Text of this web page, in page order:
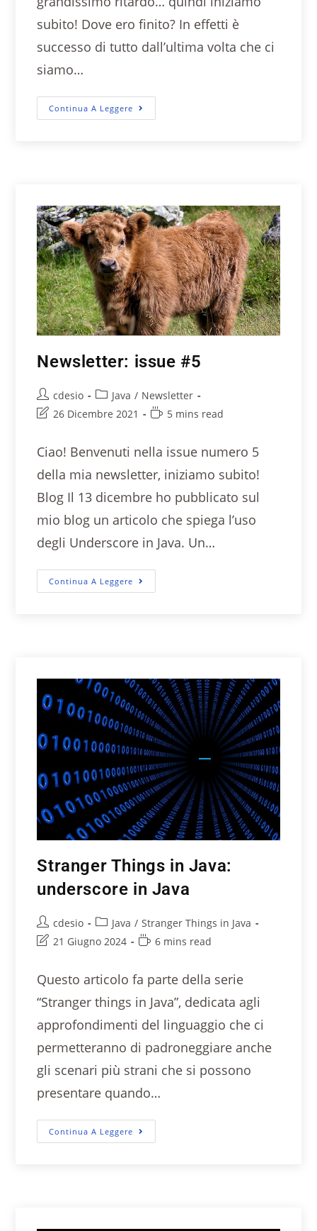
subito! Dove ero finito? In effetti è
successo di tutto dall’ultima volta che ci
siamo…
Continua A Leggere
Newsletter: issue #5
cdesio Java / Newsletter
26 Dicembre 2021
5 mins read
Ciao! Benvenuti nella issue numero 5
della mia newsletter, iniziamo subito!
Blog Il 13 dicembre ho pubblicato sul
mio blog un articolo che spiega l’uso
degli Underscore in Java. Un…
Continua A Leggere
Stranger Things in Java:
underscore in Java
cdesio Java / Stranger Things in Java
21 Giugno 2024
6 mins read
Questo articolo fa parte della serie
“Stranger things in Java”, dedicata agli
approfondimenti del linguaggio che ci
permetteranno di padroneggiare anche
gli scenari più strani che si possono
presentare quando…
Continua A Leggere